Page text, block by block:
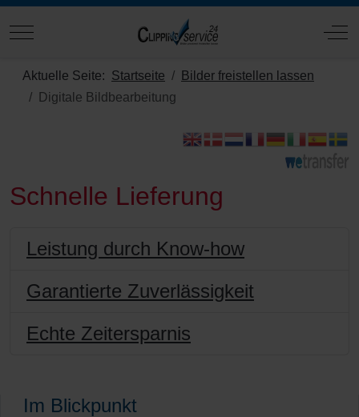
Mobile Menu Toggle Off-
Aktuelle Seite: Startseite
Bilder freistellen lassen
Digitale Bildbearbeitung
Schnelle Lieferung
Leistung durch Know-how
Garantierte Zuverlässigkeit
Echte Zeitersparnis
Im Blickpunkt